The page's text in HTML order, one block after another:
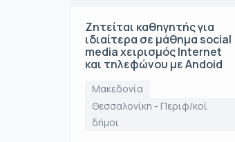
Ζητείται καθηγητής για
ιδιαίτερα σε μάθημα social
media χειρισμός Internet
και τηλεφώνου με Andoid
Μακεδονία
Θεσσαλονίκη - Περιφ/κοί
δήμοι